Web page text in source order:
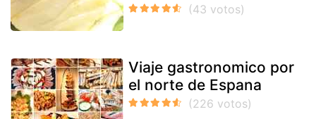
Viaje gastronomico por
el norte de Espana